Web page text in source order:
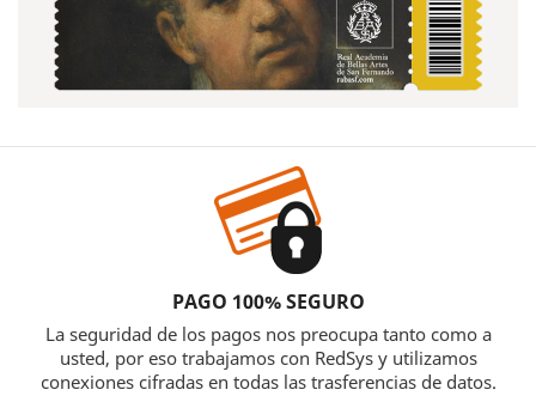
PAGO 100% SEGURO
La seguridad de los pagos nos preocupa tanto como a
usted, por eso trabajamos con RedSys y utilizamos
conexiones cifradas en todas las trasferencias de datos.